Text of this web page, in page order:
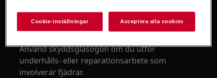
Använd skyddsglasögon om du utför
underhålls- eller reparationsarbete som
involverar fjädrar.
Cookie-inställningar Acceptera alla cookies